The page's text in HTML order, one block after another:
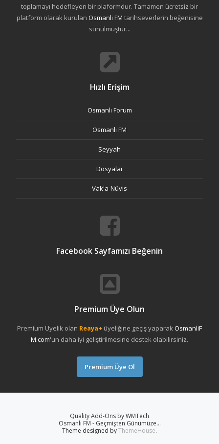
toplamayı hedefleyen bir plaformdur. Tamamen ücretsiz bir
platform olarak kurulan Osmanli FM tarihseverlerin beğenisine
sunulmuştur...
Hızlı Erişim
Osmanlı Forum
Osmanlı FM
Seyyah
Dosyalar
Vak'a-Nüvis
Facebook Sayfamızı Beğenin
Premium Üye Olun
Premium Üyelik olan Reaya+ üyeliğine geçiş yaparakOsmanliF
M.com'un daha iyi geliştirilmesine destek olabilirsiniz.
Premium Üye Ol
Quality Add-Ons by WMTech
Osmanlı FM - Geçmişten Günümüze...
Theme designed byThemeHouse.